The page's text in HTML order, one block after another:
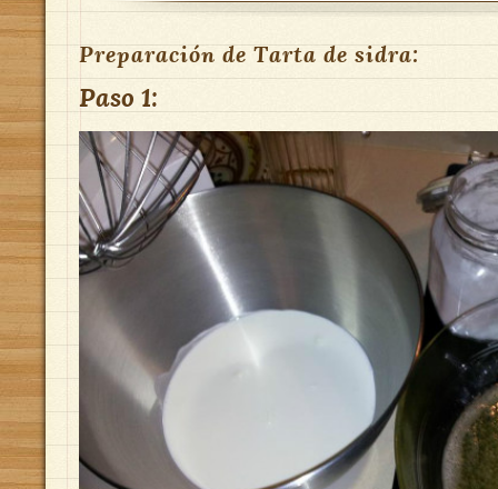
Preparación de Tarta de sidra:
Paso 1: